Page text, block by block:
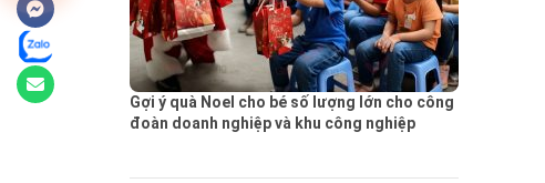
Gợi ý quà Noel cho bé số lượng lớn cho công
đoàn doanh nghiệp và khu công nghiệp